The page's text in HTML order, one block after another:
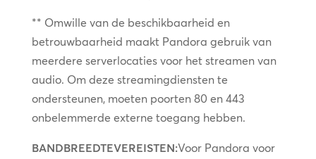
** Omwille van de beschikbaarheid en
betrouwbaarheid maakt Pandora gebruik van
meerdere serverlocaties voor het streamen van
audio. Om deze streamingdiensten te
ondersteunen, moeten poorten 80 en 443
onbelemmerde externe toegang hebben.
BANDBREEDTEVEREISTEN:Voor Pandora voor